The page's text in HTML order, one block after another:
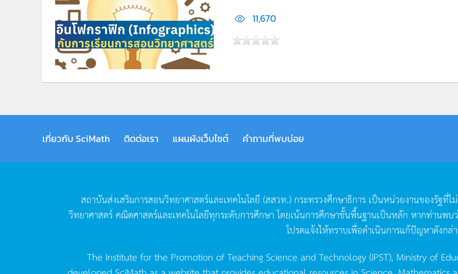
11,670
เกี่ยวกับ SciMath ติดต่อเรา แผนผังเว็บไซต์ คำถามที่พบบ่อย
สถาบันส่งเสริมการสอนวิทยาศาสตร์และเทคโนโลยี (สสวท.) กระทรวงศึกษาธิการ เป็นหน่วยงานของรัฐที่ไ
วิทยาศาสตร์คณิตศาสตร์และเทคโนโลยีทุกระดับการศึกษา โดยเน้นการศึกษาขั้นพื้นฐานเป็นหลัก หากท่านพบ
โปรดแจ้งให้ทราบเพื่อดำเนินการแก้ปัญหาดังกล่
The Institute for the Promotion of Teaching Science and Technology (IPST), Ministry of